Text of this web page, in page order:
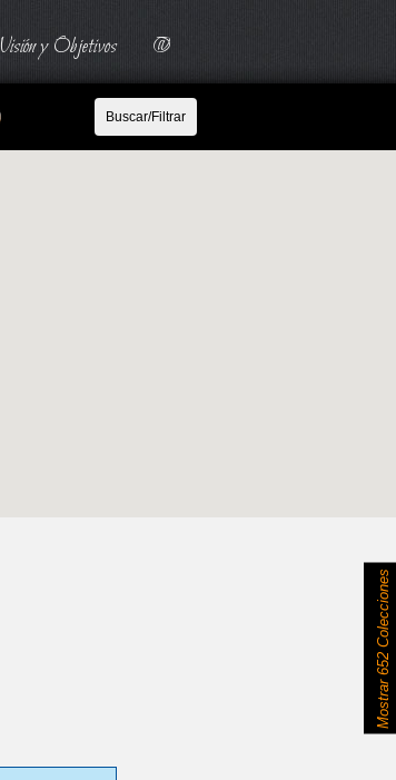
Visión y Objetivos @
Mostrar
652 Colecciones